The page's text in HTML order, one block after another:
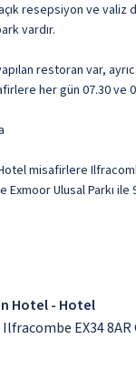
resepsiyon ve valiz
vardır.
restoran var,
her gün 07.30 ve
misafirlere
Exmoor Ulusal Parkı
Hotel - Hotel
EX34 8AR